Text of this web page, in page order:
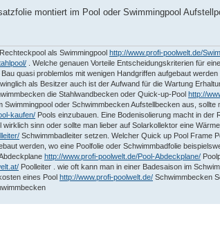
montiert im Pool oder Swimmingpool
als Swimmingpool http://www.profi-poolwelt.de/
. Welche genauen Vorteile Entscheidungskriterien für
quasi problemlos mit wenigen Handgriffen aufgebaut
als Besitzer auch ist der Aufwand für die Wartung
die Stahlwandbecken oder Quick-up-Pool http://
oder Schwimmbecken Aufstellbecken aus,
kaufen/ Pools einzubauen. Eine Bodenisolierung macht in
sinn oder sollte man lieber auf Solarkollektor eine
Schwimmbadleiter setzen. Welcher Quick up Pool Frame
werden, wo eine Poolfolie oder Schwimmbadfolie
http://www.profi-poolwelt.de/Pool-Abdeckplane/
Poolleiter . wie oft kann man in einer Badesaison im
eines Pool http://www.profi-poolwelt.de/ Schwimmbecken